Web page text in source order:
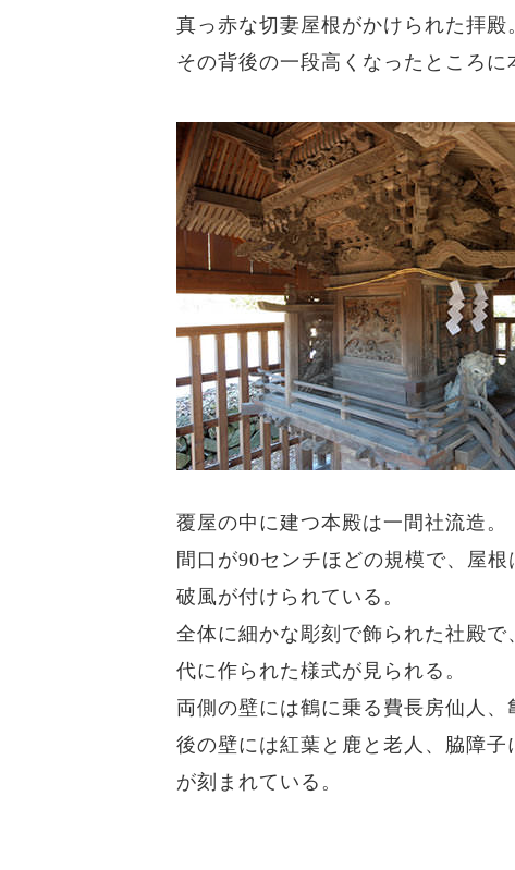
真っ赤な切妻屋根がかけられた拝殿
その背後の一段高くなったところに
覆屋の中に建つ本殿は一間社流造。
間口が90センチほどの規模で、屋
破風が付けられている。
全体に細かな彫刻で飾られた社殿
代に作られた様式が見られる。
両側の壁には鶴に乗る費長房仙人
後の壁には紅葉と鹿と老人、脇障子
が刻まれている。